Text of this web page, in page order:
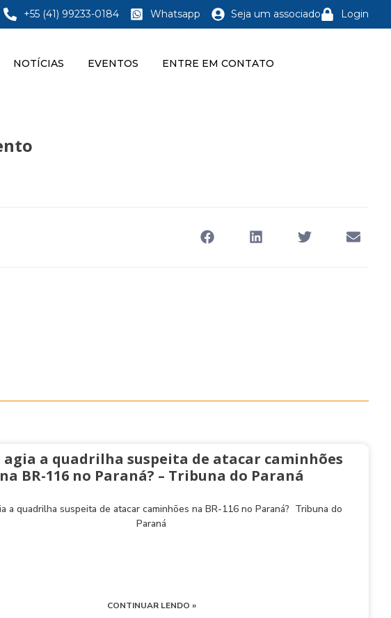
+55 (41) 99233-0184 Whatsapp Seja um associado Login
NOTÍCIAS EVENTOS ENTRE EM CONTATO
agia a quadrilha suspeita de atacar caminhões
na BR-116 no Paraná? – Tribuna do Paraná
a quadrilha suspeita de atacar caminhões na BR-116 no Paraná? Tribuna do
Paraná
CONTINUAR LENDO »